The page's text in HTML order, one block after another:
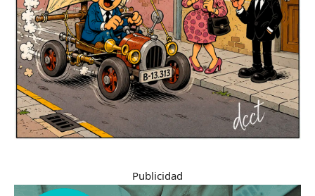
Publicidad